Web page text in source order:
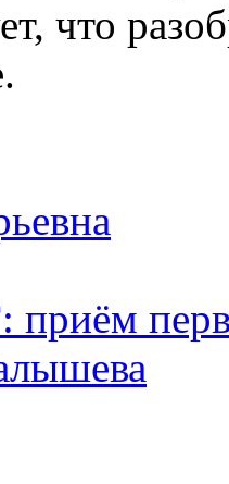
что